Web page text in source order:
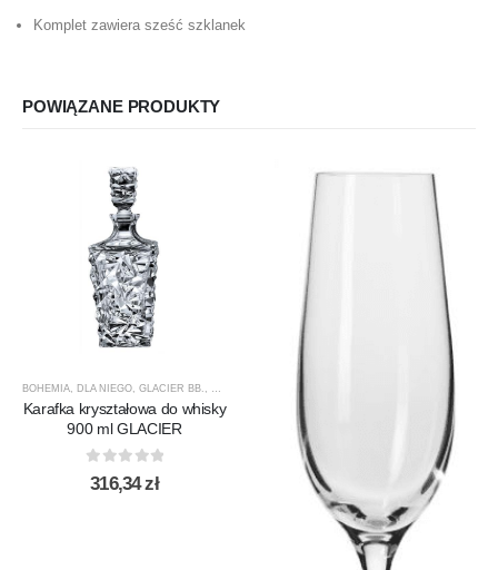
Komplet zawiera sześć szklanek
POWIĄZANE PRODUKTY
BOHEMIA DLA NIEGO GLACIER BB.
Karafka kryształowa do whisky
900 ml GLACIER
0out of 5
316,34zł